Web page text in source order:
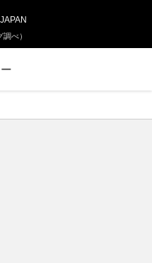
べ）